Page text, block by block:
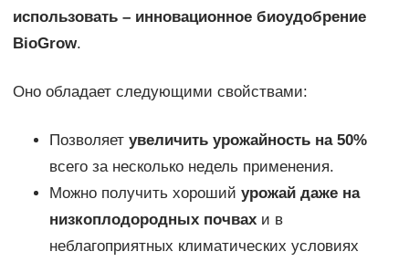
использовать – инновационное биоудобрение
BioGrow.
Оно обладает следующими свойствами:
Позволяет увеличить урожайность на 50%
всего за несколько недель применения.
Можно получить хороший урожай даже на
низкоплодородных почвахи в
неблагоприятных климатических условиях